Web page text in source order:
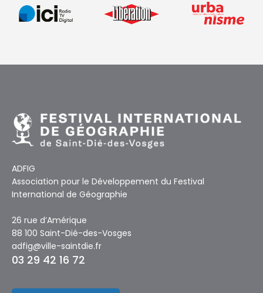
ADFIG
Association pour le Développement du Festival
International de Géographie
26 rue d’Amérique
88 100 Saint-Dié-des-Vosges
adfig@ville-saintdie.fr
03 29 42 16 72